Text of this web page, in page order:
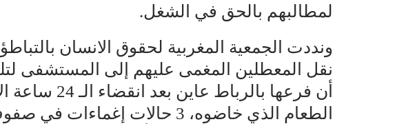
لمطالبهم بالحق في الشغل.
ونددت الجمعية المغربية لحقوق الانسان
نقل المعطلين المغمى عليهم إلى المستشفى
أن فرعها
الطعام الذي خاضوه، 3 حالات